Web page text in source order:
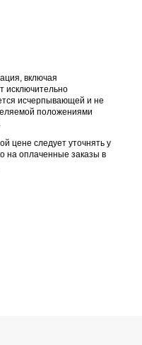
включая
исключительно
исчерпывающей и не
положениями
цене следует уточнять у
на оплаченные заказы в